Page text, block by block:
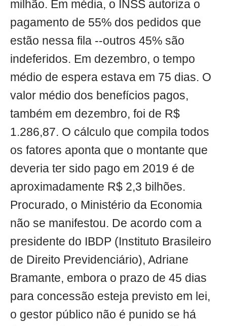
milhão. Em média, o INSS autoriza o
pagamento de 55% dos pedidos que
estão nessa fila --outros 45% são
indeferidos. Em dezembro, o tempo
médio de espera estava em 75 dias. O
valor médio dos benefícios pagos,
também em dezembro, foi de R$
1.286,87. O cálculo que compila todos
os fatores aponta que o montante que
deveria ter sido pago em 2019 é de
aproximadamente R$ 2,3 bilhões.
Procurado, o Ministério da Economia
não se manifestou. De acordo com a
presidente do IBDP (Instituto Brasileiro
de Direito Previdenciário), Adriane
Bramante, embora o prazo de 45 dias
para concessão esteja previsto em lei,
o gestor público não é punido se há